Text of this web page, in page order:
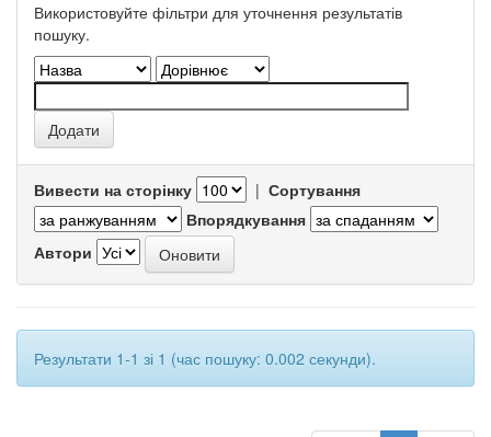
Використовуйте фільтри для уточнення результатів
пошуку.
Вивести на сторінку | Сортування
Впорядкування
Автори
Результати 1-1 зі 1 (час пошуку: 0.002 секунди).